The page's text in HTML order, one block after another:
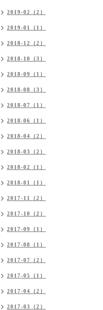
2019-02（2）
2019-01（1）
2018-12（2）
2018-10（3）
2018-09（1）
2018-08（3）
2018-07（1）
2018-06（1）
2018-04（2）
2018-03（2）
2018-02（1）
2018-01（1）
2017-11（2）
2017-10（2）
2017-09（1）
2017-08（1）
2017-07（2）
2017-05（1）
2017-04（2）
2017-03（2）